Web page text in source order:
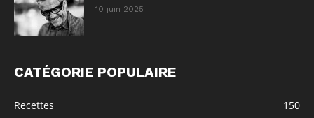
10 juin 2025
CATÉGORIE POPULAIRE
Recettes
150